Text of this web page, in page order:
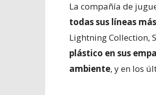
La compañía de
todas sus líneas
Lightning Collection,
plástico en sus
ambiente, y en los